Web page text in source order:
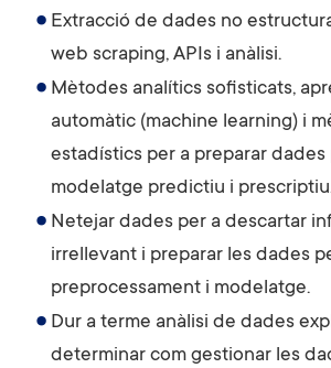
Extracció de dades no
web scraping, APIs i anàlisi.
Mètodes analítics sofisticats,
automàtic (machine learning) i
estadístics per a preparar dades
modelatge predictiu i
Netejar dades per a descartar
irrellevant i preparar les dades
preprocessament i modelatge.
Dur a terme anàlisi de dades
determinar com gestionar les